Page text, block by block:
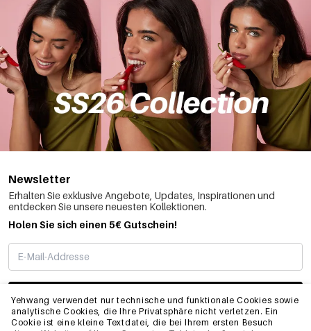
Yehwang verwendet nur technische und funktionale Cookies sowie
analytische Cookies, die Ihre Privatsphäre nicht verletzen. Ein
Cookie ist eine kleine Textdatei, die bei Ihrem ersten Besuch
Newsletter
Erhalten Sie exklusive Angebote, Updates, Inspirationen und
entdecken Sie unsere neuesten Kollektionen.
Holen Sie sich einen 5€ Gutschein!
ABONNIEREN